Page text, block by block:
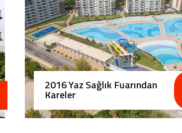
2016 Yaz Sağlık Fuarından
Kareler